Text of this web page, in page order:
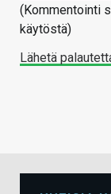
(Kommentointi
käytöstä)
Lähetä